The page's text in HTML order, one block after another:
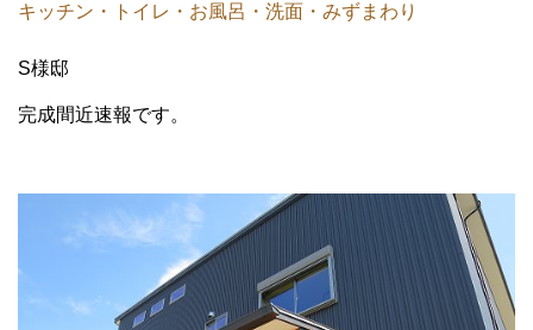
キッチン・トイレ・お風呂・洗面・みずまわり
S様邸
完成間近速報です。